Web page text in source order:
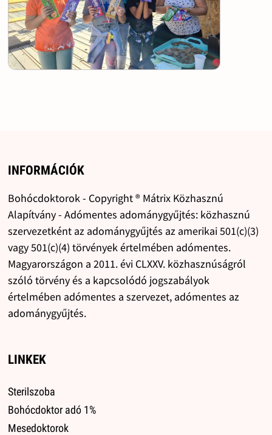
INFORMÁCIÓK
Bohócdoktorok - Copyright ® Mátrix Közhasznú
Alapítvány - Adómentes adománygyűjtés: közhasznú
szervezetként az adománygyűjtés az amerikai 501(c)(3)
vagy 501(c)(4) törvények értelmében adómentes.
Magyarországon a 2011. évi CLXXV. közhasznúságról
szóló törvény és a kapcsolódó jogszabályok
értelmében adómentes a szervezet, adómentes az
adománygyűjtés.
LINKEK
Sterilszoba
Bohócdoktor adó 1%
Mesedoktorok